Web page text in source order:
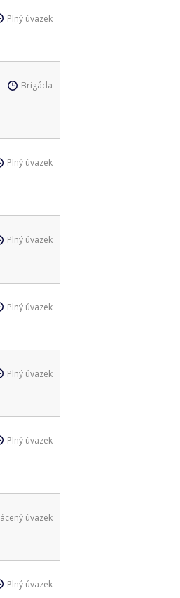
Plný úvazek
Brigáda
Plný úvazek
Plný úvazek
Plný úvazek
Plný úvazek
Plný úvazek
úvazek
Plný úvazek